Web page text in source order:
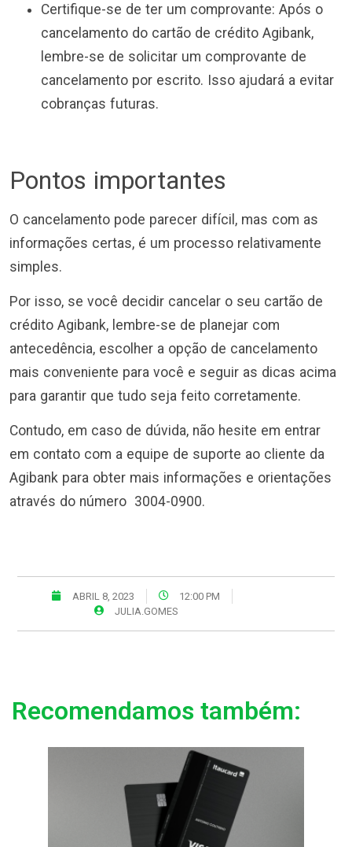
Certifique-se de ter um comprovante: Após o
cancelamento do cartão de crédito Agibank,
lembre-se de solicitar um comprovante de
cancelamento por escrito. Isso ajudará a evitar
cobranças futuras.
Pontos importantes
O cancelamento pode parecer difícil, mas com as
informações certas, é um processo relativamente
simples.
Por isso, se você decidir cancelar o seu cartão de
crédito Agibank, lembre-se de planejar com
antecedência, escolher a opção de cancelamento
mais conveniente para você e seguir as dicas acima
para garantir que tudo seja feito corretamente.
Contudo, em caso de dúvida, não hesite em entrar
em contato com a equipe de suporte ao cliente da
Agibank para obter mais informações e orientações
através do número 3004-0900.
ABRIL 8, 2023
12:00 PM
JULIA.GOMES
Recomendamos também: